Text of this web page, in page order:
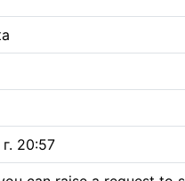
20:57